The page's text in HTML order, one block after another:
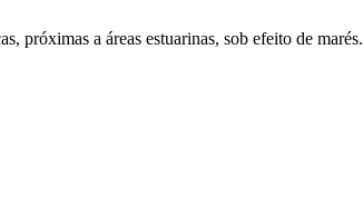
próximas a áreas estuarinas, sob efeito de marés.